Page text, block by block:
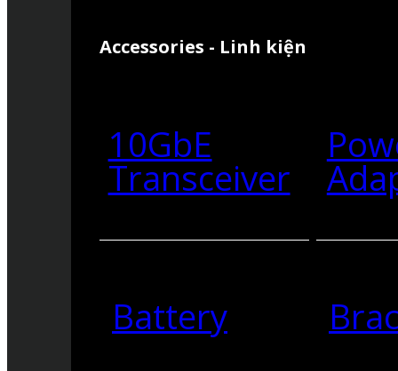
Accessories - Linh kiện
10GbE
Transceiver
Battery